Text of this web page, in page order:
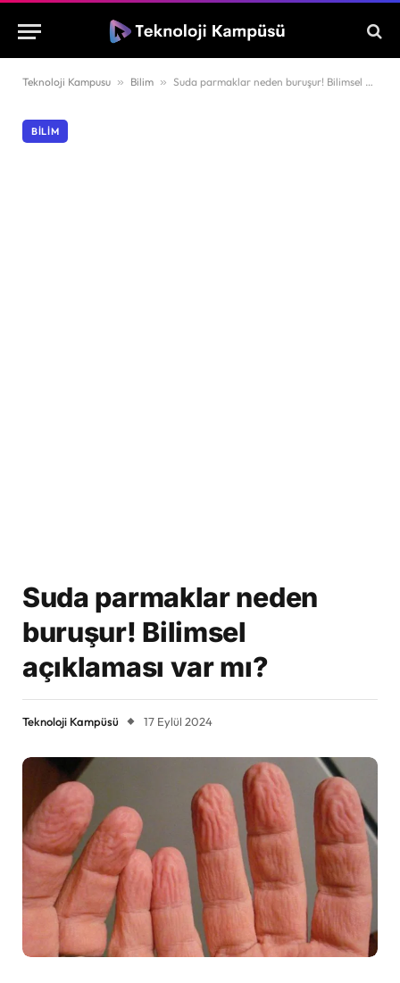
Teknoloji Kampusu » Bilim » Suda parmaklar neden buruşur! Bilimsel açıklaması var mı?
BILIM
Suda parmaklar neden
buruşur! Bilimsel
açıklaması var mı?
Teknoloji Kampüsü 17 Eylül 2024